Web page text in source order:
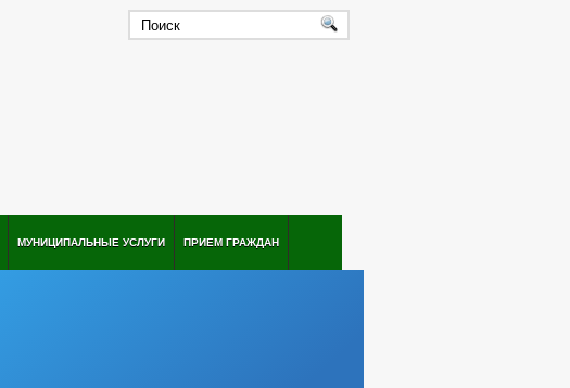
МУНИЦИПАЛЬНЫЕ УСЛУГИ ПРИЕМ ГРАЖДАН